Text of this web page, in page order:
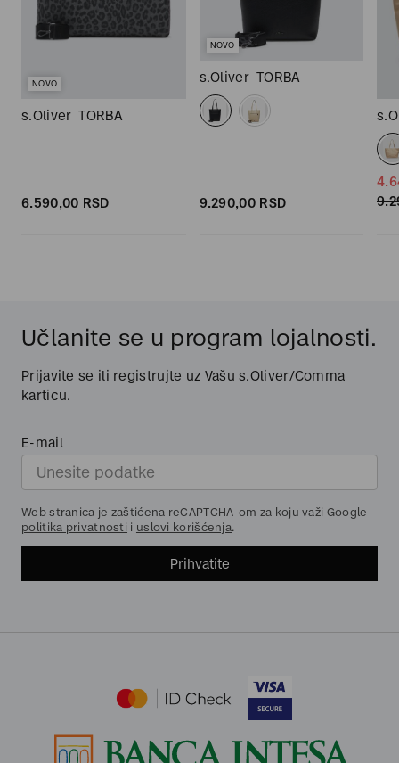
NOVO
s.Oliver TORBA
6.590,00 RSD
NOVO
s.Oliver TORBA
9.290,00 RSD
Učlanite se u program lojalnosti.
Prijavite se ili registrujte uz Vašu s.Oliver/Comma
karticu.
E-mail
Web stranica je zaštićena reCAPTCHA-om za koju važi Google
politika privatnosti i uslovi korišćenja.
Prihvatite